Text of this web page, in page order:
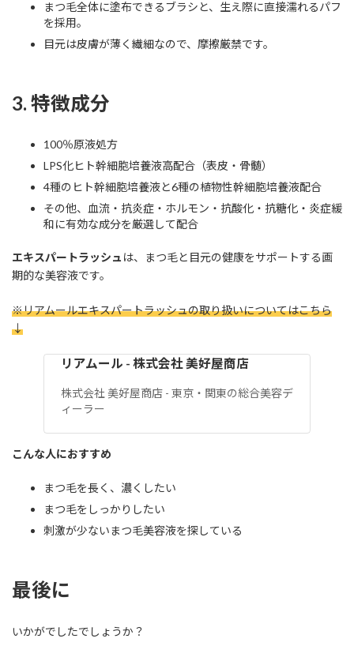
まつ毛全体に塗布できるブラシと、生え際に直接濡れるパフ
を採用。
目元は皮膚が薄く繊細なので、摩擦厳禁です。
3. 特徴成分
100％原液処方
LPS化ヒト幹細胞培養液高配合（表皮・骨髄）
4種のヒト幹細胞培養液と6種の植物性幹細胞培養液配合
その他、血流・抗炎症・ホルモン・抗酸化・抗糖化・炎症緩
和に有効な成分を厳選して配合
エキスパートラッシュ は、まつ毛と目元の健康をサポートする画
期的な美容液です。
※リアムールエキスパートラッシュの取り扱いについてはこちら
↓
リアムール - 株式会社 美好屋商店
株式会社 美好屋商店 - 東京・関東の総合美容デ
ィーラー
こんな人におすすめ
まつ毛を長く、濃くしたい
まつ毛をしっかりしたい
刺激が少ないまつ毛美容液を探している
最後に
いかがでしたでしょうか？